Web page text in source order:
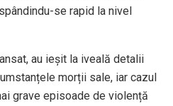
se rapid la nivel
au ieșit la iveală detalii
morții sale, iar cazul
grave episoade de violență